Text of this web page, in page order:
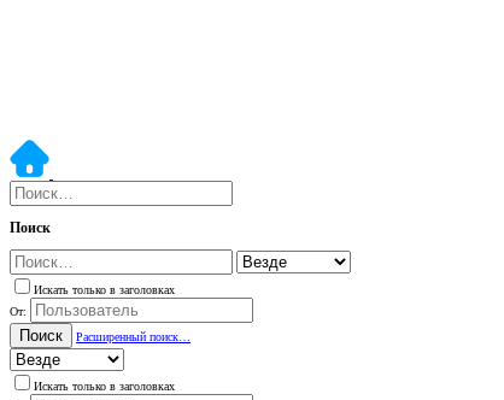
Поиск
Искать только в заголовках
От:
Поиск Расширенный поиск…
Искать только в заголовках